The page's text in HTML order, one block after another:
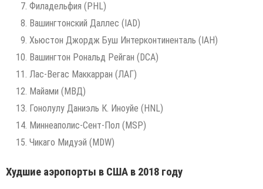
Филадельфия (PHL)
Вашингтонский Даллес (IAD)
Хьюстон Джордж Буш Интерконтиненталь (IAH)
Вашингтон Рональд Рейган (DCA)
Лас-Вегас Маккарран (ЛАГ)
Майами (МВД)
Гонолулу Даниэль К. Иноуйе (HNL)
Миннеаполис-Сент-Пол (MSP)
Чикаго Мидуэй (MDW)
Худшие аэропорты в США в 2018 году